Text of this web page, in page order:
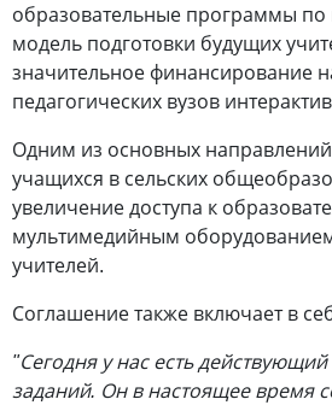
образовательные программы по
модель подготовки будущих
значительное финансирование
педагогических вузов
Одним из основных
учащихся в сельских
увеличение доступа к
мультимедийным
учителей.
Соглашение также включает в
"Сегодня у нас есть
заданий. Он в настоящее время